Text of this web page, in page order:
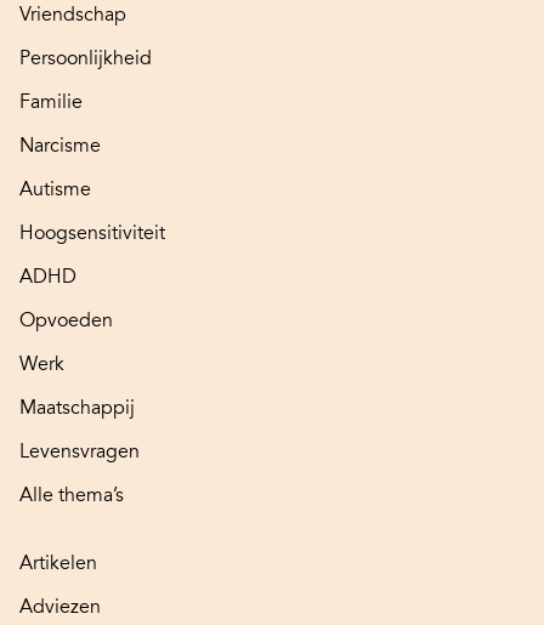
Vriendschap
Persoonlijkheid
Familie
Narcisme
Autisme
Hoogsensitiviteit
ADHD
Opvoeden
Werk
Maatschappij
Levensvragen
Alle thema’s
Artikelen
Adviezen